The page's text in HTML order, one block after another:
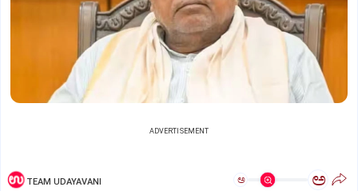
ADVERTISEMENT
TEAM UDAYAVANI ಅ ಅ